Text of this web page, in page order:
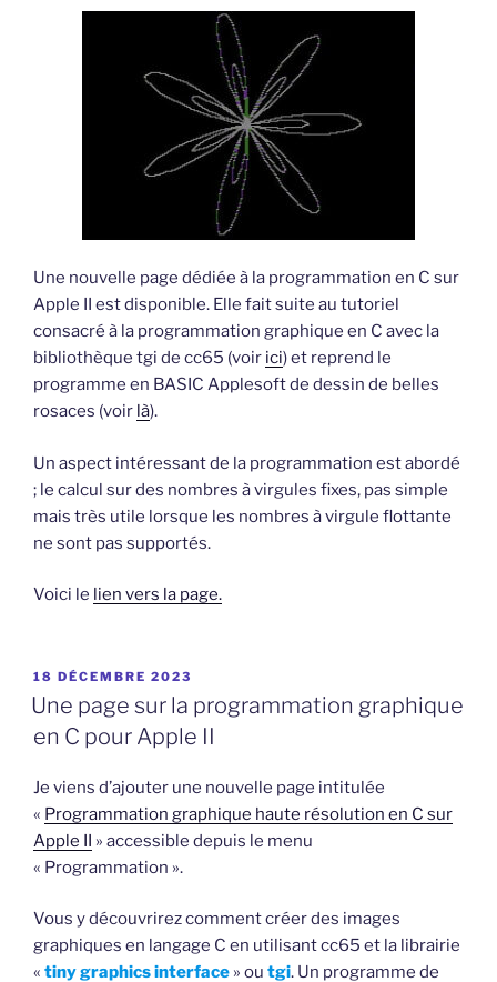
résolution
pour
Apple
II »
Une nouvelle page dédiée à la programmation en C sur
Apple II est disponible. Elle fait suite au tutoriel
consacré à la programmation graphique en C avec la
bibliothèque tgi de cc65 (voir ici) et reprend le
programme en BASIC Applesoft de dessin de belles
rosaces (voir là).
Un aspect intéressant de la programmation est abordé
; le calcul sur des nombres à virgules fixes, pas simple
mais très utile lorsque les nombres à virgule flottante
ne sont pas supportés.
Voici le lien vers la page.
PUBLIÉ
LE
18 DÉCEMBRE 2023
Une page sur la programmation graphique
en C pour Apple II
Je viens d’ajouter une nouvelle page intitulée
« Programmation graphique haute résolution en C sur
Apple II » accessible depuis le menu
« Programmation ».
Vous y découvrirez comment créer des images
graphiques en langage C en utilisant cc65 et la librairie
« tiny graphics interface » ou tgi. Un programme de